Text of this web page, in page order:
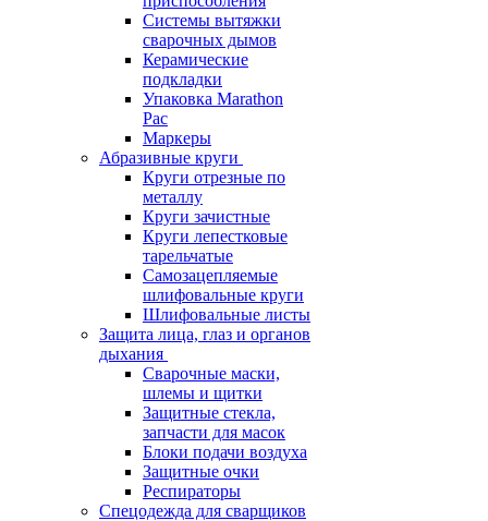
Системы вытяжки
сварочных дымов
Керамические
подкладки
Упаковка Marathon
Pac
Маркеры
Абразивные круги
Круги отрезные по
металлу
Круги зачистные
Круги лепестковые
тарельчатые
Самозацепляемые
шлифовальные круги
Шлифовальные листы
Защита лица, глаз и органов
дыхания
Сварочные маски,
шлемы и щитки
Защитные стекла,
запчасти для масок
Блоки подачи воздуха
Защитные очки
Респираторы
Спецодежда для сварщиков